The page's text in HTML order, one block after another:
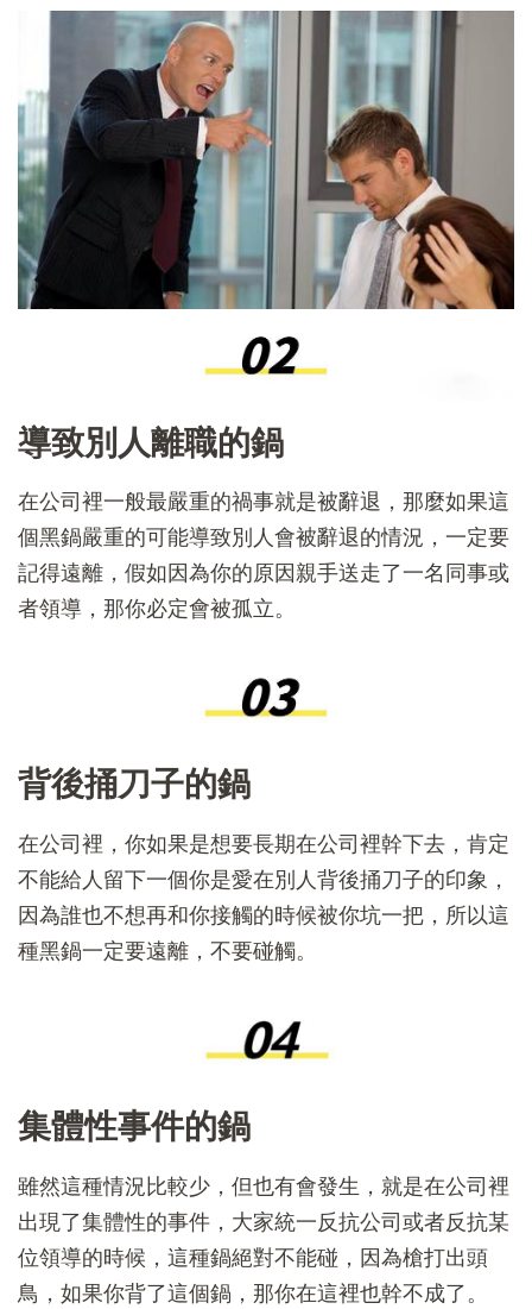
導致別人離職的鍋
在公司裡一般最嚴重的禍事就是被辭退，那麼如果這
個黑鍋嚴重的可能導致別人會被辭退的情況，一定要
記得遠離，假如因為你的原因親手送走了一名同事或
者領導，那你必定會被孤立。
背後捅刀子的鍋
在公司裡，你如果是想要長期在公司裡幹下去，肯定
不能給人留下一個你是愛在別人背後捅刀子的印象，
因為誰也不想再和你接觸的時候被你坑一把，所以這
種黑鍋一定要遠離，不要碰觸。
集體性事件的鍋
雖然這種情況比較少，但也有會發生，就是在公司裡
出現了集體性的事件，大家統一反抗公司或者反抗某
位領導的時候，這種鍋絕對不能碰，因為槍打出頭
鳥，如果你背了這個鍋，那你在這裡也幹不成了。